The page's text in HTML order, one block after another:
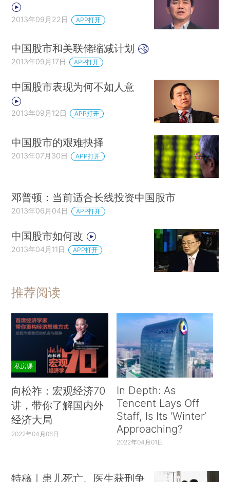
2013年09月22日 APP打开
中国股市和美联储缩减计划
2013年09月17日 APP打开
中国股市表现为何不如人意
2013年09月12日 APP打开
中国股市的艰难抉择
2013年07月30日 APP打开
邓普顿：当前适合长线投资中国股市
2013年06月04日 APP打开
中国股市如何改
2013年04月11日 APP打开
推荐阅读
私房课
向松祚：宏观经济70
讲，带你了解国内外
经济大局
2022年04月06日
In Depth: As
Tencent Lays Off
Staff, Is Its ‘Winter’
Approaching?
2022年04月01日
特稿｜患儿死亡、医生获刑争